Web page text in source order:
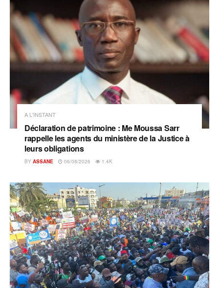
A L'INSTANT
Déclaration de patrimoine : Me Moussa Sarr
rappelle les agents du ministère de la Justice à
leurs obligations
BY ASSANE 06/08/2026 1.4K